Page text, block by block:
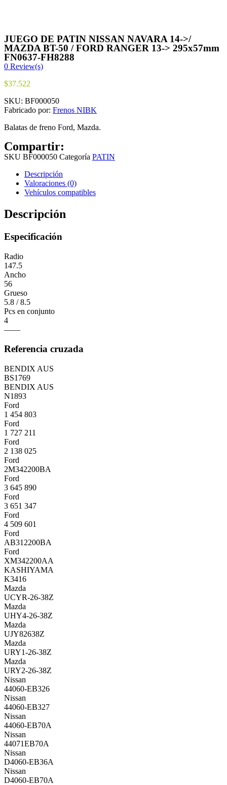
JUEGO DE PATIN NISSAN NAVARA 14->/
MAZDA BT-50 / FORD RANGER 13-> 295x57mm
FN0637-FH8288
0 Review(s)
$37.522
SKU: BF000050
Fabricado por: Frenos NIBK
Balatas de freno Ford, Mazda.
Compartir:
SKU BF000050 Categoría PATIN
Descripción
Valoraciones (0)
Vehículos compatibles
Descripción
Especificación
Radio
147.5
Ancho
56
Grueso
5.8 / 8.5
Pcs en conjunto
4
——
Referencia cruzada
BENDIX AUS
BS1769
BENDIX AUS
N1893
Ford
1 454 803
Ford
1 727 211
Ford
2 138 025
Ford
2M342200BA
Ford
3 645 890
Ford
3 651 347
Ford
4 509 601
Ford
AB312200BA
Ford
XM342200AA
KASHIYAMA
K3416
Mazda
UCYR-26-38Z
Mazda
UHY4-26-38Z
Mazda
UJY82638Z
Mazda
URY1-26-38Z
Mazda
URY2-26-38Z
Nissan
44060-EB326
Nissan
44060-EB327
Nissan
44060-EB70A
Nissan
44071EB70A
Nissan
D4060-EB36A
Nissan
D4060-EB70A